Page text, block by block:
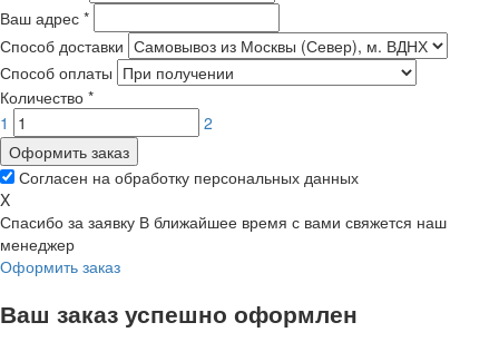
Ваш адрес *
Способ доставки
Способ оплаты
Количество *
1
2
Оформить заказ
Согласен на обработку персональных данных
X
Спасибо за заявку В ближайшее время с вами свяжется наш
менеджер
Оформить заказ
Ваш заказ успешно оформлен